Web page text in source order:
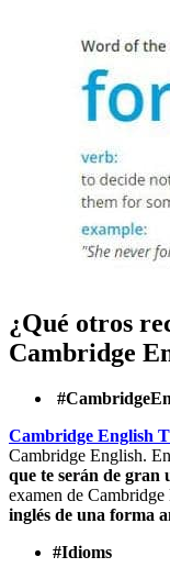
¿Qué otros
Cambridge
Cambridge English
Cambridge English.
que te serán de gran
examen de
inglés de una forma
#Idioms